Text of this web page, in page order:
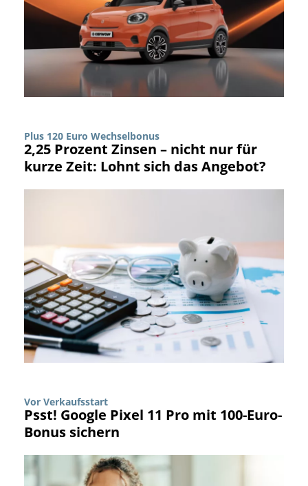
Plus 120 Euro Wechselbonus
2,25 Prozent Zinsen – nicht nur für
kurze Zeit: Lohnt sich das Angebot?
Vor Verkaufsstart
Psst! Google Pixel 11 Pro mit 100-Euro-
Bonus sichern